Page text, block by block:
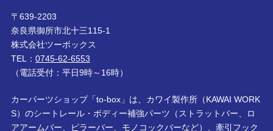
〒639-2203
奈良県御所市北十三115-1
株式会社ツーボックス
TEL： 0745-62-6553
（電話受付：平日9時～16時）
カーパーツショップ「to-box」は、カワイ製作所（KAWAI WORK
S）のシートレール・ボディー補強パーツ（ストラットバー、ロ
アアームバー、ピラーバー、モノコックバーなど）、牽引フック